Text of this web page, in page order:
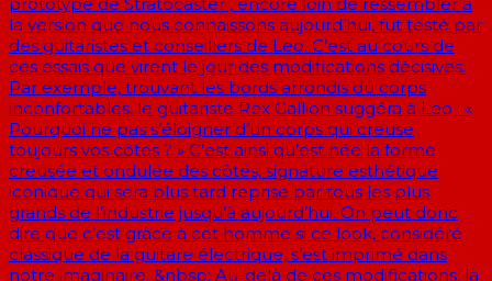
la version que nous connaissons aujourd’hui, fut testé par
des guitaristes et conseillers de Leo. C’est au cours de
ces essais que virent le jour des modifications décisives.
Par exemple, trouvant les bords arrondis du corps
inconfortables, le guitariste Rex Gallion suggéra à Leo : «
Pourquoi ne pas s’éloigner d’un corps qui creuse
toujours vos côtes ? » C’est ainsi qu’est née la forme
creusée et ondulée des côtés, signature esthétique
iconique qui sera plus tard reprise par tous les plus
grands de l’industrie jusqu’à aujourd’hui. On peut donc
dire que c’est grâce à cet homme si ce look, considéré
classique de la guitare électrique, s’est imprimé dans
notre imaginaire. &nbsp; Au-delà de ces modifications, la